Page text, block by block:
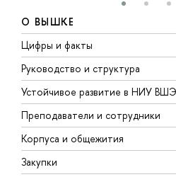
О ВЫШКЕ
Цифры и факты
Руководство и структура
Устойчивое развитие в НИУ ВШЭ
Преподаватели и сотрудники
Корпуса и общежития
Закупки